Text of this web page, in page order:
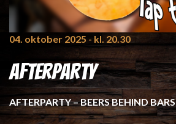
04. oktober 2025 - kl. 20.30
Afterparty
AFTERPARTY – BEERS BEHIND BARS